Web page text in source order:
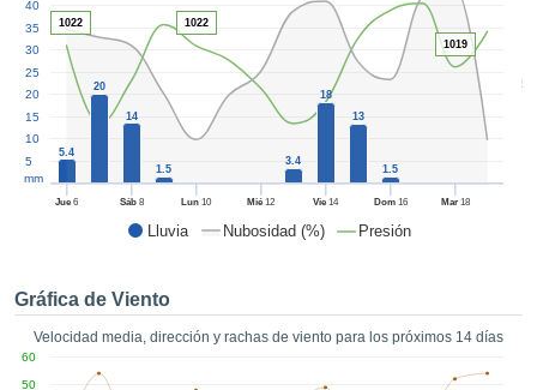
sin coste.
botón
a la
la
de todas
ya sean
nuestros
así como
un perfil
para
ACEPTAR
CONTINUAR
CONFIGURACIÓN
Lluvia Nubosidad (%) Presión
50
Jue 6 Sáb8 Lun 10 Mié 12 Vie 14 Dom16 Mar18
5
10
15
20
25
30
35
40
mm
5.4
20
14
1.5
3.4
18
13
1.5
1022
1022
1019
Gráfica de Viento
Velocidad media, dirección y rachas de viento para los próximos 14 días
50
60